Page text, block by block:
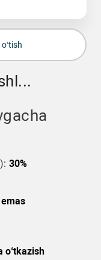
30%
o‘tkazish